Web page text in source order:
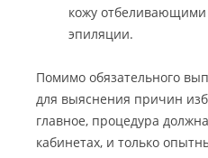
кожу отбеливающими
эпиляции.
Помимо обязательного
для выяснения причин
главное, процедура
кабинетах, и только